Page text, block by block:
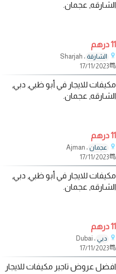
الشارقه, عجمان.
11 درهم
الشارقة ، Sharjah
17/11/2023
مكيفات للايجار في أبو ظبي, دبي,
الشارقه, عجمان.
11 درهم
عجمان ، Ajman
17/11/2023
مكيفات للايجار في أبو ظبي, دبي,
الشارقه, عجمان.
11 درهم
دبي ، Dubai
17/11/2023
افضل عروض تاجير مكيفات للايجار